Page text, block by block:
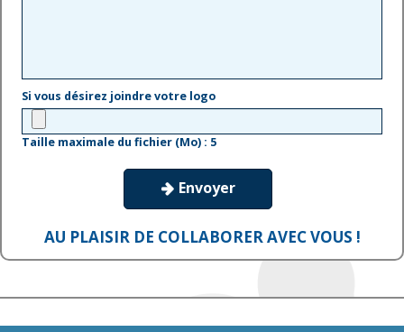
Si vous désirez joindre votre logo
Taille maximale du fichier (Mo) : 5
 Envoyer
AU PLAISIR DE COLLABORER AVEC VOUS !